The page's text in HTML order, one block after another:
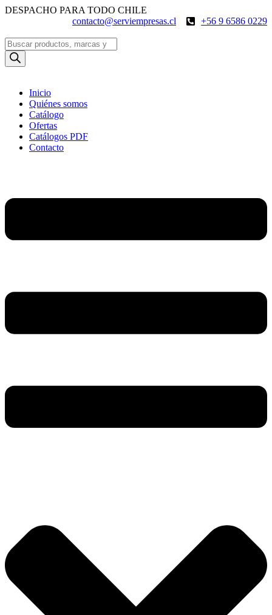
Ir
DESPACHO PARA TODO CHILE
contacto@serviempresas.cl
+56 9 6586 0229
Búsqueda
de
productos
Inicio
Quiénes somos
Catálogo
Ofertas
Catálogos PDF
Contacto